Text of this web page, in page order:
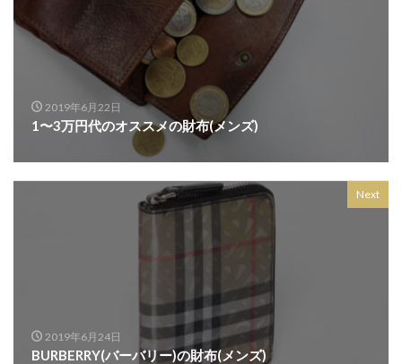
2019年6月22日
1〜3万円代のオススメの財布(メンズ)
Next
2019年6月24日
BURBERRY(バーバリー)の財布(メンズ)